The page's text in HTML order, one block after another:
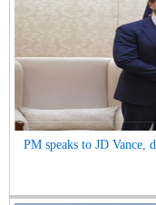
PM speaks to JD Vance,